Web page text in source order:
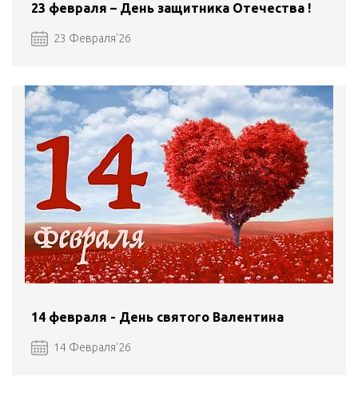
23 февраля – День защитника Отечества !
23 Февраля'26
14 февраля - День святого Валентина
14 Февраля'26